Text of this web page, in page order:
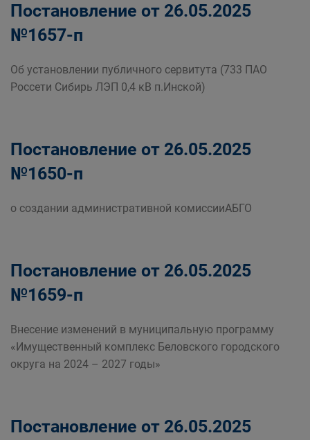
Постановление от 26.05.2025
№1657-п
Об установлении публичного сервитута (733 ПАО
Россети Сибирь ЛЭП 0,4 кВ п.Инской)
Постановление от 26.05.2025
№1650-п
о создании административной комиссииАБГО
Постановление от 26.05.2025
№1659-п
Внесение изменений в муниципальную программу
«Имущественный комплекс Беловского городского
округа на 2024 – 2027 годы»
Постановление от 26.05.2025